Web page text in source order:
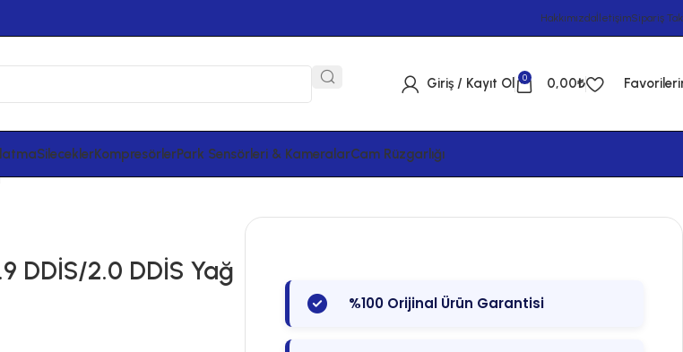
HakkımızdaİletişimSipariş
Giriş / Kayıt Ol 0 0,00₺
SileceklerKompresörlerPark Sensörleri & KameralarCam Rüzgarlığı
DDİS/2.0 DDİS Yağ
%100 Orijinal Ürün Garantisi